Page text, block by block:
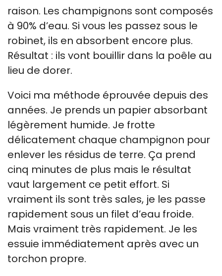
raison. Les champignons sont composés
à 90% d’eau. Si vous les passez sous le
robinet, ils en absorbent encore plus.
Résultat : ils vont bouillir dans la poêle au
lieu de dorer.
Voici ma méthode éprouvée depuis des
années. Je prends un papier absorbant
légèrement humide. Je frotte
délicatement chaque champignon pour
enlever les résidus de terre. Ça prend
cinq minutes de plus mais le résultat
vaut largement ce petit effort. Si
vraiment ils sont très sales, je les passe
rapidement sous un filet d’eau froide.
Mais vraiment très rapidement. Je les
essuie immédiatement après avec un
torchon propre.